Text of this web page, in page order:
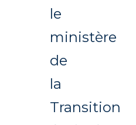
le
ministère
de
la
Transition